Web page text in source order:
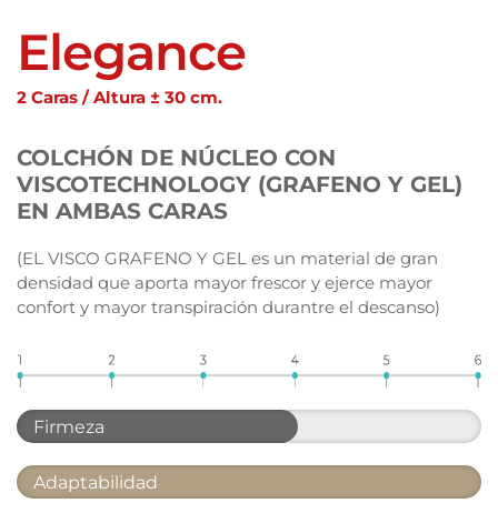
Elegance
2 Caras / Altura ± 30 cm.
COLCHÓN DE NÚCLEO CON
VISCOTECHNOLOGY (GRAFENO Y GEL)
EN AMBAS CARAS
(EL VISCO GRAFENO Y GEL es un material de gran
densidad que aporta mayor frescor y ejerce mayor
confort y mayor transpiración durantre el descanso)
Firmeza
Adaptabilidad